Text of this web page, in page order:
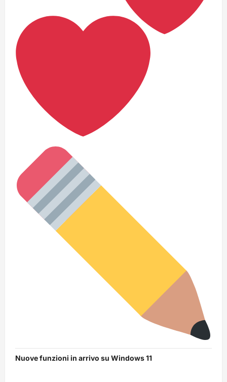
Nuove funzioni in arrivo su Windows 11